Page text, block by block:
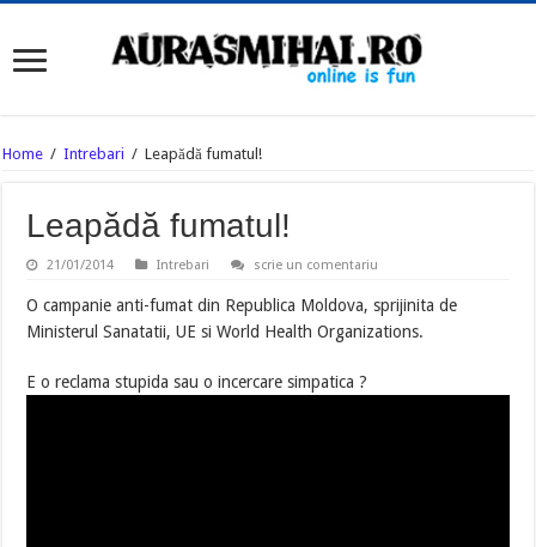
Home / Intrebari / Leapădă fumatul!
Leapădă fumatul!
21/01/2014 Intrebari scrie un comentariu
O campanie anti-fumat din Republica Moldova, sprijinita de
Ministerul Sanatatii, UE si World Health Organizations.
E o reclama stupida sau o incercare simpatica ?